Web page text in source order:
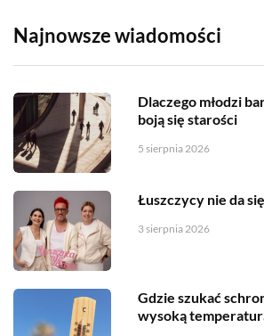
Najnowsze wiadomości
Dlaczego młodzi
boją się starości
5 sierpnia 2026
Łuszczycy nie da
3 sierpnia 2026
Gdzie szukać
wysoką